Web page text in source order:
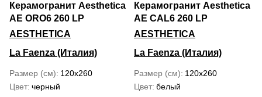
Керамогранит Aesthetica
AE ORO6 260 LP
AESTHETICA
La Faenza (Италия)
Размер (см) 120x260
Цвет черный
Керамогранит Aesthetica
AE CAL6 260 LP
AESTHETICA
La Faenza (Италия)
Размер (см) 120x260
Цвет белый